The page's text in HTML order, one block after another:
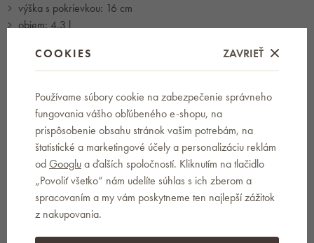
výška s pokrievkou: 16 cm
objem: 4,3 l
ucho: áno
materiál ucha: nehrdzavejúca oceľ
s odnímateľnou rukoväťou: nie
vlastnosti: ekonomické varenie
s výlevkou: áno
vhodné do umývačky riadu: áno
vhodné do mikrovlnnej rúry: nie
vhodné do rúry: áno
varenie bez tuku / oleja: nie
Obsah balenia nerezového kastróla:
COOKIES ZAVRIEŤ
Používame súbory cookie na zabezpečenie správneho
fungovania vášho obľúbeného e-shopu, na
prispôsobenie obsahu stránok vašim potrebám, na
štatistické a marketingové účely a personalizáciu reklám
odGooglua ďalších spoločností. Kliknutím na tlačidlo
„Povoliť všetko“ nám udelíte súhlas s ich zberom a
spracovaním a my vám poskytneme ten najlepší zážitok
z nakupovania.